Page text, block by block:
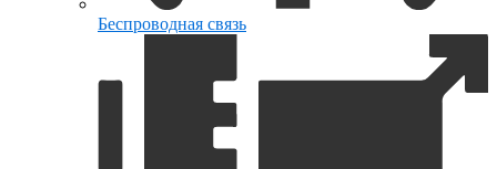
Беспроводная связь